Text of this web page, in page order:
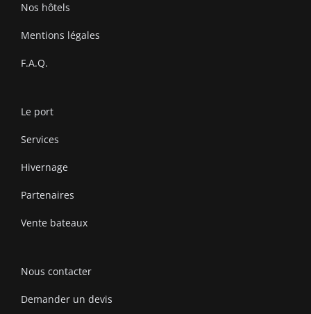
Nos hôtels
Mentions légales
F.A.Q.
Le port
Services
Hivernage
Partenaires
Vente bateaux
Nous contacter
Demander un devis